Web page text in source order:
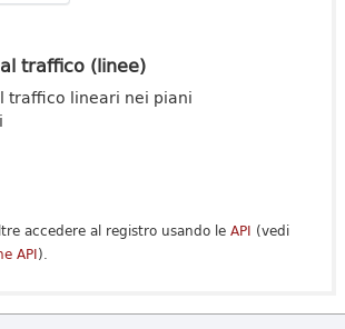
traffico (linee)
traffico lineari nei piani
accedere al registro usando le API (vedi
API).